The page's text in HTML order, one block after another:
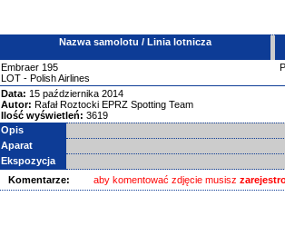
Nazwa samolotu / Linia lotnicza
Embraer 195
LOT - Polish Airlines
Data: 15 października 2014
Autor: Rafał Roztocki EPRZ Spotting Team
Ilość wyświetleń: 3619
Opis
Aparat
Ekspozycja
Komentarze:
aby komentować zdjęcie musisz